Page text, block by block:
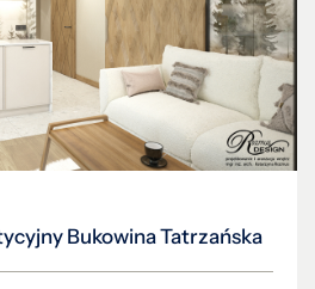
Bukowina Tatrzańska